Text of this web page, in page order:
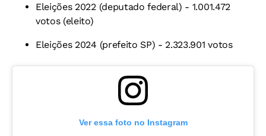
Eleições 2022 (deputado federal) - 1.001.472
votos (eleito)
Eleições 2024 (prefeito SP) - 2.323.901 votos
Ver essa foto no Instagram